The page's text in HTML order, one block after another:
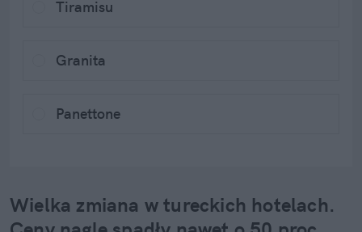
Tiramisu
Granita
Panettone
Wielka zmiana w tureckich hotelach.